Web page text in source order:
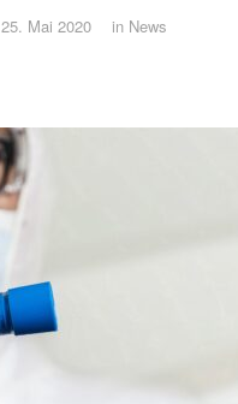
25. Mai 2020 in News